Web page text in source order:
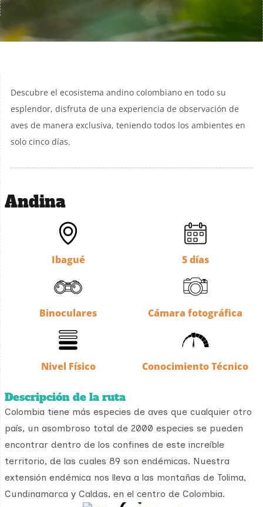
Descubre el ecosistema andino colombiano en todo su
esplendor, disfruta de una experiencia de observación de
aves de manera exclusiva, teniendo todos los ambientes en
solo cinco días.
Andina
Ibagué 5 días
Binoculares Cámara fotográfica
Nivel Físico Conocimiento Técnico
Descripción de la ruta
Colombia tiene más especies de aves que cualquier otro
país, un asombroso total de 2000 especies se pueden
encontrar dentro de los confines de este increíble
territorio, de las cuales 89 son endémicas. Nuestra
extensión endémica nos lleva a las montañas de Tolima,
Cundinamarca y Caldas, en el centro de Colombia.